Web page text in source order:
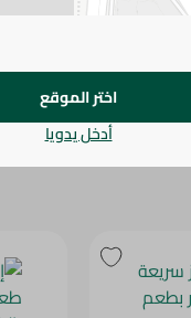
SKU
اختر الموقع
أدخل يدويا